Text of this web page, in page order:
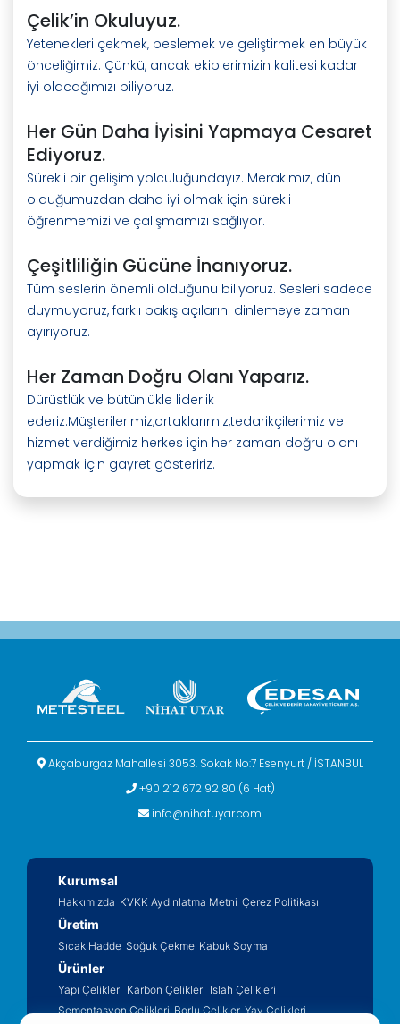
Çelik’in Okuluyuz.
Yetenekleri çekmek, beslemek ve geliştirmek en büyük
önceliğimiz. Çünkü, ancak ekiplerimizin kalitesi kadar
iyi olacağımızı biliyoruz.
Her Gün Daha İyisini Yapmaya Cesaret
Ediyoruz.
Sürekli bir gelişim yolculuğundayız. Merakımız, dün
olduğumuzdan daha iyi olmak için sürekli
öğrenmemizi ve çalışmamızı sağlıyor.
Çeşitliliğin Gücüne İnanıyoruz.
Tüm seslerin önemli olduğunu biliyoruz. Sesleri sadece
duymuyoruz, farklı bakış açılarını dinlemeye zaman
ayırıyoruz.
Her Zaman Doğru Olanı Yaparız.
Dürüstlük ve bütünlükle liderlik
ederiz.Müşterilerimiz,ortaklarımız,tedarikçilerimiz ve
hizmet verdiğimiz herkes için her zaman doğru olanı
yapmak için gayret gösteririz.
Akçaburgaz Mahallesi 3053. Sokak No:7 Esenyurt / İSTANBUL
+90 212 672 92 80 (6 Hat)
info@nihatuyar.com
Kurumsal
Hakkımızda KVKK Aydınlatma Metni Çerez Politikası
Üretim
Sıcak Hadde Soğuk Çekme Kabuk Soyma
Ürünler
Yapı Çelikleri Karbon Çelikleri Islah Çelikleri
Sementasyon Çelikleri Borlu Çelikler Yay Çelikleri